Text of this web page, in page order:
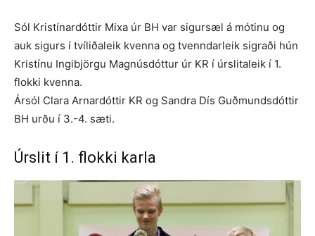
Sól Kristínardóttir Mixa úr BH var sigursæl á mótinu og
auk sigurs í tvíliðaleik kvenna og tvenndarleik sigraði hún
Kristínu Ingibjörgu Magnúsdóttur úr KR í úrslitaleik í 1.
flokki kvenna.
Ársól Clara Arnardóttir KR og Sandra Dís Guðmundsdóttir
BH urðu í 3.-4. sæti.
Úrslit í 1. flokki karla